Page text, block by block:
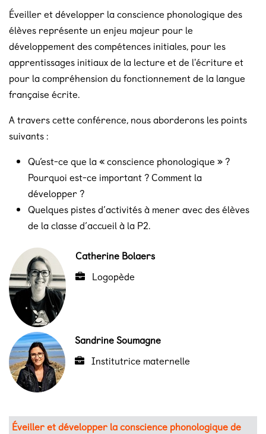
Éveiller et développer la conscience phonologique des
élèves représente un enjeu majeur pour le
développement des compétences initiales, pour les
apprentissages initiaux de la lecture et de l'écriture et
pour la compréhension du fonctionnement de la langue
française écrite.
A travers cette conférence, nous aborderons les points
suivants :
Qu’est-ce que la « conscience phonologique » ?
Pourquoi est-ce important ? Comment la
développer ?
Quelques pistes d’activités à mener avec des élèves
de la classe d’accueil à la P2.
Catherine Bolaers
Logopède
Sandrine Soumagne
Institutrice maternelle
Éveiller et développer la conscience phonologique de